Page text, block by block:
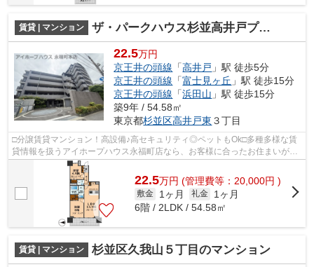
賃貸 | マンション ザ・パークハウス杉並高井戸プレイス
22.5万円
京王井の頭線 「高井戸 」駅 徒歩5分
京王井の頭線 「富士見ヶ丘 」駅 徒歩15分
京王井の頭線 「浜田山 」駅 徒歩15分
築9年 / 54.58㎡
東京都杉並区高井戸東 ３丁目
□分譲賃貸マンション！高設備♪高セキュリティ◎ペットもOk□多種多様な賃
貸情報を扱うアイホープハウス永福町店なら、お客様に合ったお住まいがき
っと見つかります。お電話03-3327-7774...
22.5万円 (管理費等：20,000円 )
敷金 1ヶ月 礼金
1ヶ月
6階 / 2LDK / 54.58㎡
賃貸 | マンション 杉並区久我山５丁目のマンション